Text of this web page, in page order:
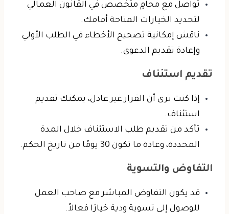
تواصل مع محامٍ متخصص في القانون العمالي
لتحديد الخيارات المتاحة أمامك.
ناقش إمكانية تصحيح الأخطاء في الطلب الأولي
وإعادة تقديم الدعوى.
تقديم استئناف
إذا كنت ترى أن القرار غير عادل، يمكنك تقديم
استئناف.
تأكد من تقديم طلب الاستئناف خلال المدة
المحددة، وعادة ما تكون 30 يومًا من تاريخ الحكم.
التفاوض والتسوية
قد يكون التفاوض المباشر مع صاحب العمل
للوصول إلى تسوية ودية خيارًا فعالاً.